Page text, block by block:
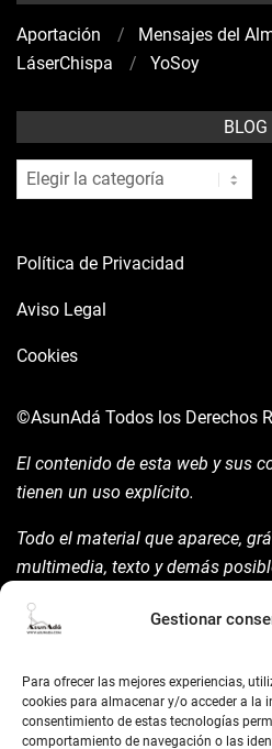
Gestionar
Para ofrecer las mejores experiencias,
cookies para almacenar y/o acceder a la
consentimiento de estas tecnologías
comportamiento de navegación o las
Aportación Mensajes del
LáserChispa
YoSoy
BLOG
blog
Política de Privacidad
Aviso Legal
Cookies
©AsunAdá Todos los Derechos
El contenido de esta web y sus
tienen un uso explícito.
Todo el material que aparece,
multimedia, texto y demás
la mism para ello.
©AsunAdá ​Gracias.